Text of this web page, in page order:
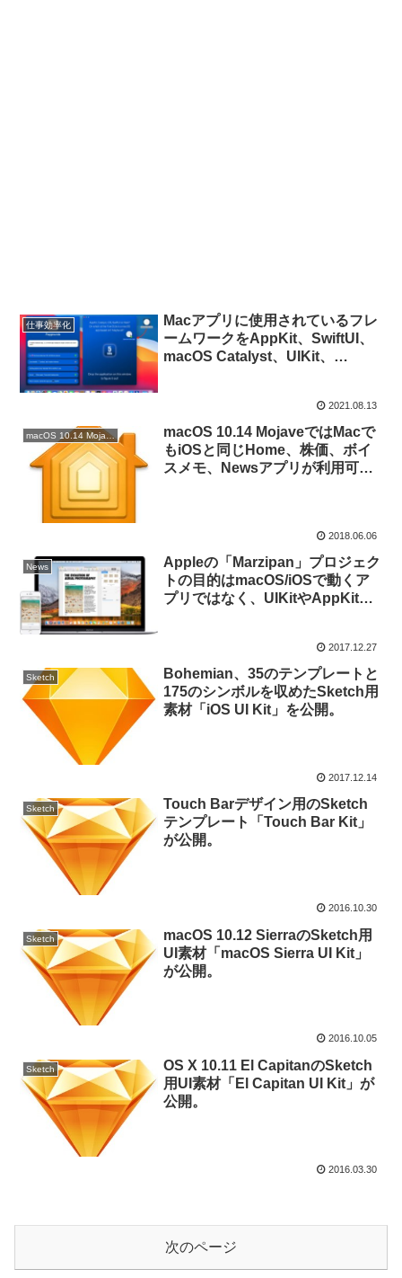
仕事効率化
Macアプリに使用されているフレ
ームワークをAppKit、SwiftUI、
macOS Catalyst、UIKit、
2021.08.13
macOS 10.14 Mojave
macOS 10.14 MojaveではMacで
もiOSと同じHome、株価、ボイ
スメモ、Newsアプリが利用可能
2018.06.06
News
Appleの「Marzipan」プロジェク
トの目的はmacOS/iOSで動くア
プリではなく、UIKitやAppKitに
2017.12.27
Sketch
Bohemian、35のテンプレートと
175のシンボルを収めたSketch用
素材「iOS UI Kit」を公開。
2017.12.14
Sketch
Touch Barデザイン用のSketch
テンプレート「Touch Bar Kit」
が公開。
2016.10.30
Sketch
macOS 10.12 SierraのSketch用
UI素材「macOS Sierra UI Kit」
が公開。
2016.10.05
Sketch
OS X 10.11 El CapitanのSketch
用UI素材「El Capitan UI Kit」が
公開。
2016.03.30
次のページ